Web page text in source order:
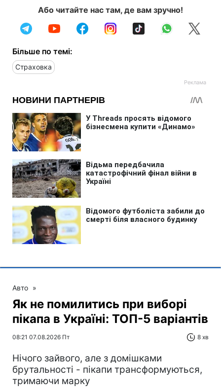
Або читайте нас там, де вам зручно!
Більше по темі:
Страховка
Авто »
Як не помилитись при виборі
пікапа в Україні: ТОП-5 варіантів
08:21 07.08.2026 Пт 8 хв
Нічого зайвого, але з домішками
брутальності - пікапи трансформуються,
тримаючи марку